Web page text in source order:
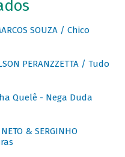
SOUZA / Chico
PERANZZETTA / Tudo
Quelê - Nega Duda
& SERGINHO